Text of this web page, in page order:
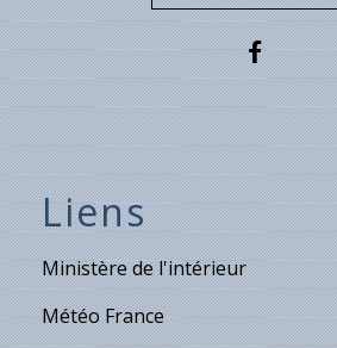
Liens
Ministère de l'intérieur
Météo France